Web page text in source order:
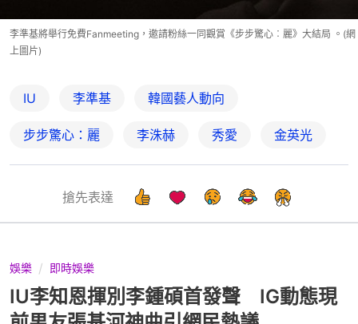
李準基將舉行免費Fanmeeting，邀請粉絲一同觀賞《步步驚心︰麗》大結局 。(網
上圖片)
IU 李準基 韓國藝人動向
步步驚心：麗 李洙赫 秀愛 金英光
搶先表達
娛樂 即時娛樂
IU李知恩揮別李鍾碩首發聲 IG動態現